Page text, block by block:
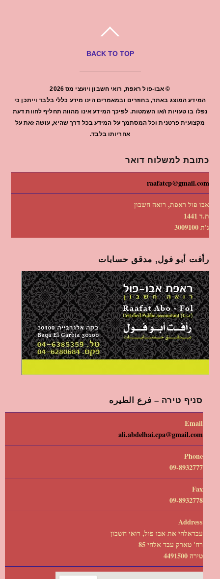
BACK TO TOP
© אבו-פול ראפת, רואי חשבון ויועצי מס2026
המידע המוצג באתר, בחוזרים ובמאמרים הינו מידע כללי בלבד וייתכן כי
נפלו בו טעויות ו/או השמטות. לפיכך המידע אינו מהווה תחליף לחוות דעת
מקצועית פרטנית וכל המסתמך על המידע בכל דרך שהיא, עושה זאת על
אחריותו בלבד.
כתובת למשלוח דואר
raafatcp@gmail.com
אבו פול ראפת, רואה חשבון
ת.ד 1441
ג'ת 3009100
رأفت أبو فول, مدقق حسابات
סניף טירה – فرع الطيره
Email
ali.abdelhai.cpa@gmail.com
Phone
09-8932777
Fax
09-8932778
Address
עבדאלחי את אבו פול, רואי חשבון
רח' טארק עבד אלחי 85
טירה 4491500